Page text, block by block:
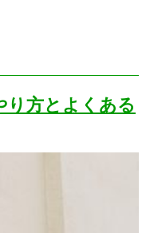
り方とよくある